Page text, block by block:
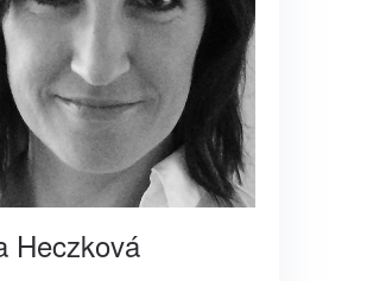
Heczková